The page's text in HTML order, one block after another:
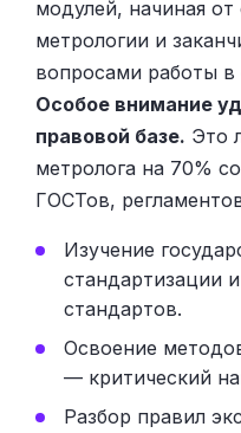
модулей, начиная
метрологии и
вопросами работы в
Особое внимание
правовой базе. Это
метролога на 70%
ГОСТов,
Изучение
стандартизации
стандартов.
Освоение
— критический
Разбор правил